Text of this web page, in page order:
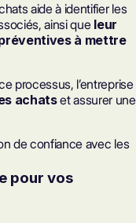
aide à identifier les
ainsi queleur
à mettre
processus, l’entreprise
achatset assurer une
de confiance avec les
pour vos